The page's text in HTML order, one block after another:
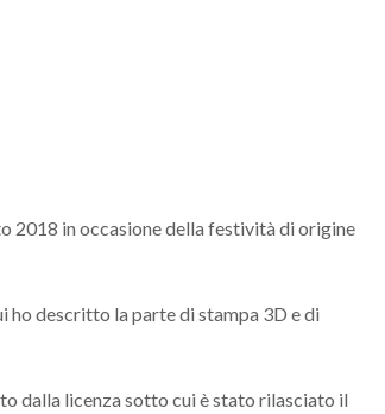
2018 in occasione della festività di origine
ho descritto la parte di stampa 3D e di
dalla licenza sotto cui è stato rilasciato il